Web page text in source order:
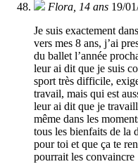
Flora, 14 ans 19/
Je suis exactement
vers mes 8 ans, j’ai
du ballet l’année
leur ai dit que je suis
sport très difficile,
travail, mais qui est
leur ai dit que je
même dans les
tous les bienfaits de la
pour toi et que ça te
pourrait les convaincre